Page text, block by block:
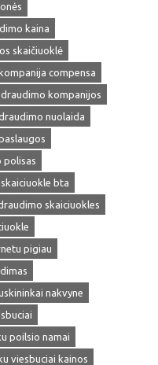
kaina
skaičiuoklė
compensa
draudimo kompanijos
nuolaida
polisas
bta
skaiciuokles
pigiau
nakvyne
poilsio namai
viesbuciai kainos